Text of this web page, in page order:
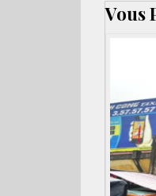
Vous